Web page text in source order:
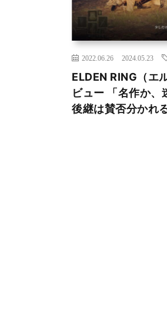
2022.06.26 2024.05.23
ELDEN RING（エ
ビュー 「名作か、
後継は賛否分かれ